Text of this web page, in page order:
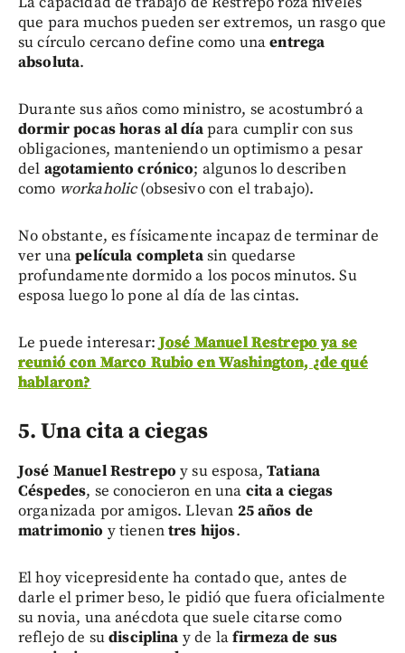
que para muchos pueden ser extremos, un rasgo que
su círculo cercano define como unaentrega
absoluta.
Durante sus años como ministro, se acostumbró a
dormir pocas horas al díapara cumplir con sus
obligaciones, manteniendo un optimismo a pesar
del agotamiento crónico; algunos lo describen
como workaholic(obsesivo con el trabajo).
No obstante, es físicamente incapaz de terminar de
ver unapelícula completasin quedarse
profundamente dormido a los pocos minutos. Su
esposa luego lo pone al día de las cintas.
Le puede interesar:José Manuel Restrepo ya se
reunió con Marco Rubio en Washington, ¿de qué
hablaron?
5. Una cita a ciegas
José Manuel Restrepo y su esposa,Tatiana
Céspedes, se conocieron en una cita a ciegas
organizada por amigos. Llevan 25 años de
matrimonio y tienentres hijos.
El hoy vicepresidente ha contado que, antes de
darle el primer beso, le pidió que fuera oficialmente
su novia, una anécdota que suele citarse como
reflejo de sudisciplina y de lafirmeza de sus